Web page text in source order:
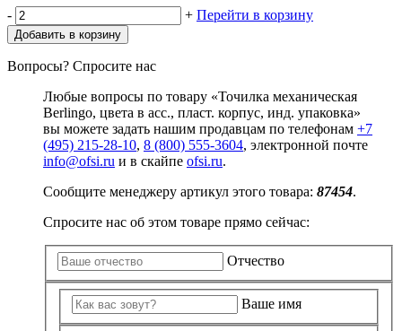
- + Перейти в корзину
Добавить в корзину
Вопросы? Спросите нас
Любые вопросы по товару «Точилка механическая
Berlingo, цвета в асс., пласт. корпус, инд. упаковка»
вы можете задать нашим продавцам по телефонам +7
(495) 215-28-10, 8 (800) 555-3604, электронной почте
info@ofsi.ru и в скайпе ofsi.ru.
Сообщите менеджеру артикул этого товара: 87454.
Спросите нас об этом товаре прямо сейчас:
Отчество
Ваше имя